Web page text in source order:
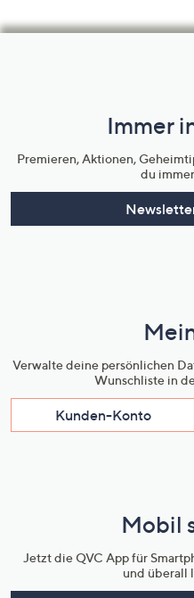
Immer
Premieren, Aktionen,
du
Verwalte deine persönlichen
Wunschliste in
Kunden-Konto
Mobil
Jetzt die QVC App für
und überall